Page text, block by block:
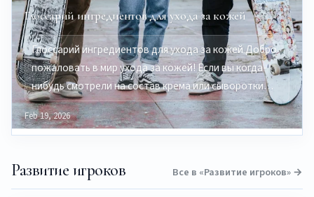
Глоссарий ингредиентов для ухода за кожей
Глоссарий ингредиентов для ухода за кожей Добро
пожаловать в мир ухода за кожей! Если вы когда-
нибудь смотрели на состав крема или сыворотки…
Feb 19, 2026
Развитие игроков Все в «Развитие игроков» →